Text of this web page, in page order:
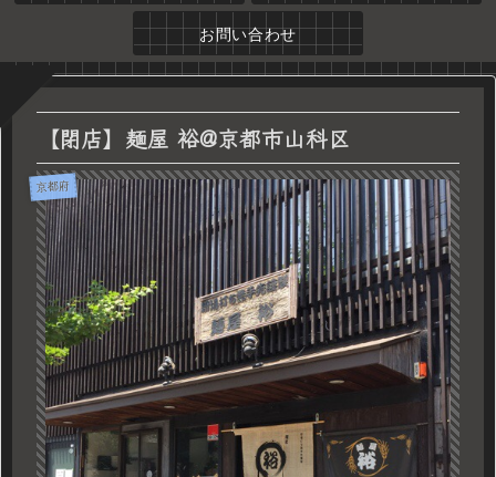
お問い合わせ
【閉店】麺屋 裕@京都市山科区
京都府